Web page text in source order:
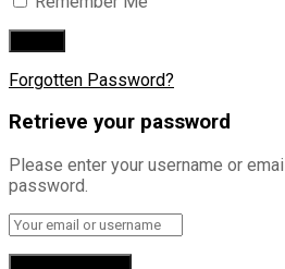
Forgotten Password?
Retrieve your password
Please enter your username or
password.